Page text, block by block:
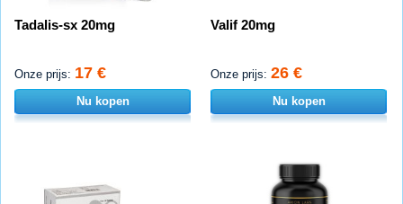
Tadalis-sx 20mg
Onze prijs: 17 €
Nu kopen
Valif 20mg
Onze prijs: 26 €
Nu kopen